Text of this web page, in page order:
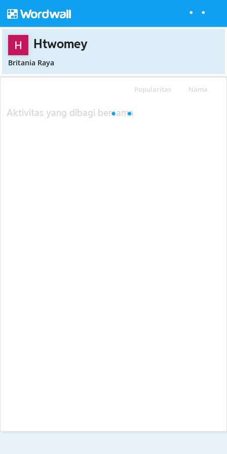
Htwomey
Britania Raya
Popularitas Nama
Aktivitas yang dibagi bersama